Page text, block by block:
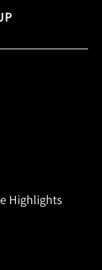
Highlights